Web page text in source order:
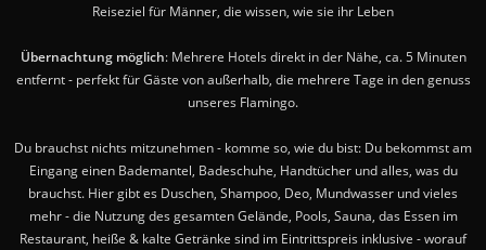
Reiseziel für Männer, die wissen, wie sie ihr Leben
Übernachtung möglich: Mehrere Hotels direkt in der Nähe, ca. 5 Minuten
entfernt - perfekt für Gäste von außerhalb, die mehrere Tage in den genuss
unseres Flamingo.
Du brauchst nichts mitzunehmen - komme so, wie du bist: Du bekommst am
Eingang einen Bademantel, Badeschuhe, Handtücher und alles, was du
brauchst. Hier gibt es Duschen, Shampoo, Deo, Mundwasser und vieles
mehr - die Nutzung des gesamten Gelände, Pools, Sauna, das Essen im
Restaurant, heiße & kalte Getränke sind im Eintrittspreis inklusive - worauf